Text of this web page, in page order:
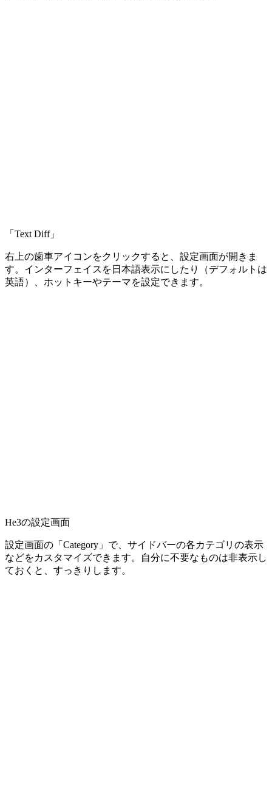
「Text Diff」
右上の歯車アイコンをクリックすると、設定画面が開きま
す。インターフェイスを日本語表示にしたり（デフォルトは
英語）、ホットキーやテーマを設定できます。
He3の設定画面
設定画面の「Category」で、サイドバーの各カテゴリの表示
などをカスタマイズできます。自分に不要なものは非表示し
ておくと、すっきりします。